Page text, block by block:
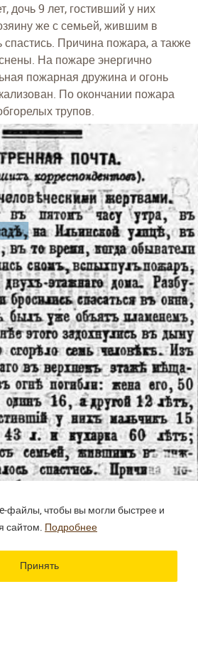
чтобы вы могли быстрее и
сайтом. Подробнее
Принять
дочь 9 лет, гостивший у них
же с семьей, жившим в
Причина пожара, а также
На пожаре энергично
пожарная дружина и огонь
По окончании пожара
трупов.